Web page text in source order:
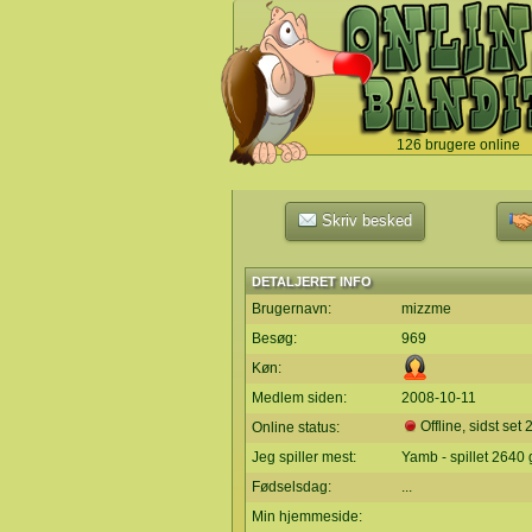
126 brugere online
`
Skriv besked
DETALJERET INFO
Brugernavn:
mizzme
Besøg:
969
Køn:
Medlem siden:
2008-10-11
Online status:
Offline, sidst set
Jeg spiller mest:
Yamb - spillet 2640
Fødselsdag:
...
Min hjemmeside: